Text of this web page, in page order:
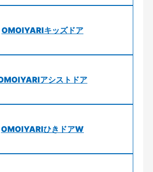
OMOIYARIキッズドア
アシストドア
OMOIYARIひきドアW